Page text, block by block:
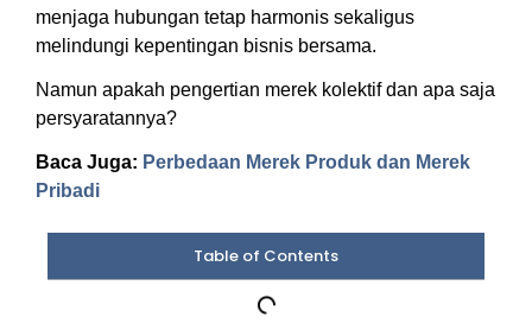
menjaga hubungan tetap harmonis sekaligus
melindungi kepentingan bisnis bersama.
Namun apakah pengertian merek kolektif dan apa saja
persyaratannya?
Baca Juga: Perbedaan Merek Produk dan Merek
Pribadi
Table of Contents